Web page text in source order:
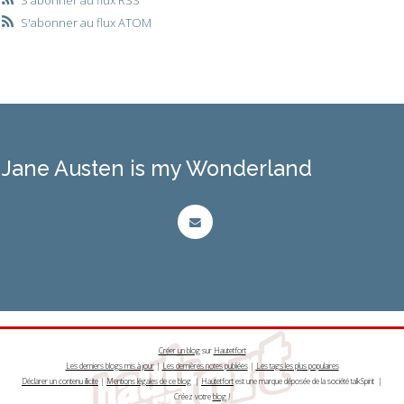
S'abonner au flux ATOM
Jane Austen is my Wonderland
Créer un blogsur Hautetfort
Les derniers blogs mis à jour|Les dernières notes publiées| Les tags les plus populaires
Déclarer un contenu illicite| Mentions légales de ce blog |Hautetfortest une marque déposée de la société talkSpirit |
Créez votreblog!